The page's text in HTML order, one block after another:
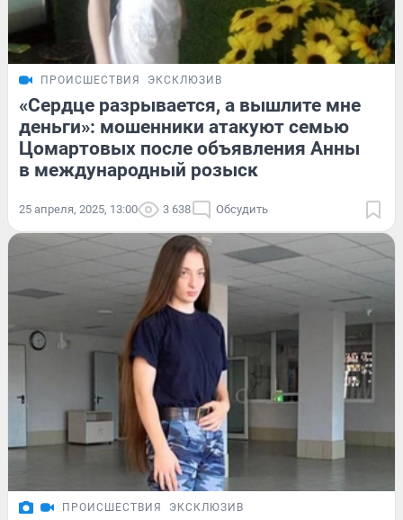
ПРОИСШЕСТВИЯ ЭКСКЛЮЗИВ
«Сердце разрывается, а вышлите мне
деньги»: мошенники атакуют семью
Цомартовых после объявления Анны
в международный розыск
25 апреля, 2025, 13:00 3 638 Обсудить
ПРОИСШЕСТВИЯ ЭКСКЛЮЗИВ